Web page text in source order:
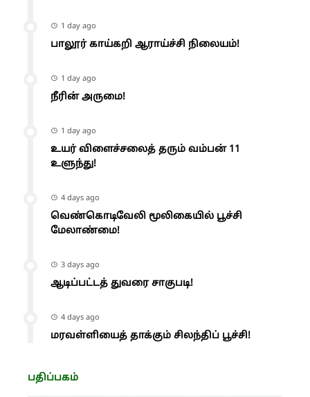
1 day ago
பாலூர் காய்கறி ஆராய்ச்சி நிலையம்!
1 day ago
நீரின் அருமை!
1 day ago
உயர் விளைச்சலைத் தரும் வம்பன் 11
உளுந்து!
4 days ago
வெண்கொடிவேலி மூலிகையில் பூச்சி
மேலாண்மை!
3 days ago
ஆடிப்பட்டத் துவரை சாகுபடி!
4 days ago
மரவள்ளியைத் தாக்கும் சிலந்திப் பூச்சி!
பதிப்பகம்